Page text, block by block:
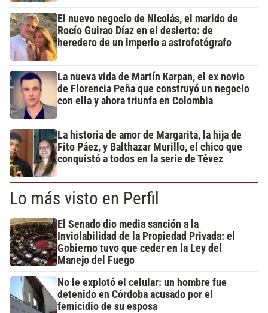
El nuevo negocio de Nicolás, el marido de
Rocío Guirao Díaz en el desierto: de
heredero de un imperio a astrofotógrafo
La nueva vida de Martín Karpan, el ex novio
de Florencia Peña que construyó un negocio
con ella y ahora triunfa en Colombia
La historia de amor de Margarita, la hija de
Fito Páez, y Balthazar Murillo, el chico que
conquistó a todos en la serie de Tévez
Lo más visto en Perfil
El Senado dio media sanción a la
Inviolabilidad de la Propiedad Privada: el
Gobierno tuvo que ceder en la Ley del
Manejo del Fuego
No le explotó el celular: un hombre fue
detenido en Córdoba acusado por el
femicidio de su esposa